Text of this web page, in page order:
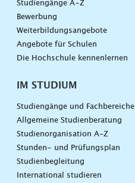
Studiengänge A–Z
Bewerbung
Weiterbildungsangebote
Angebote für Schulen
Die Hochschule kennenlernen
IM STUDIUM
Studiengänge und Fachbereiche
Allgemeine Studienberatung
Studienorganisation A-Z
Stunden- und Prüfungsplan
Studienbegleitung
International studieren